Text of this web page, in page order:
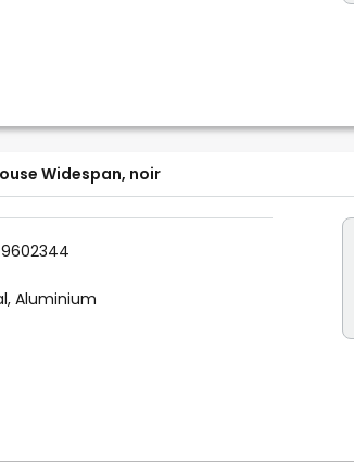
Widespan, noir
9602344
Aluminium